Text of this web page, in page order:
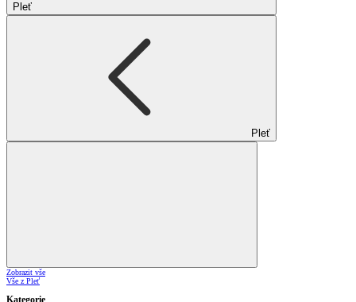
Pleť
Pleť
Zobrazit vše
Vše z Pleť
Kategorie